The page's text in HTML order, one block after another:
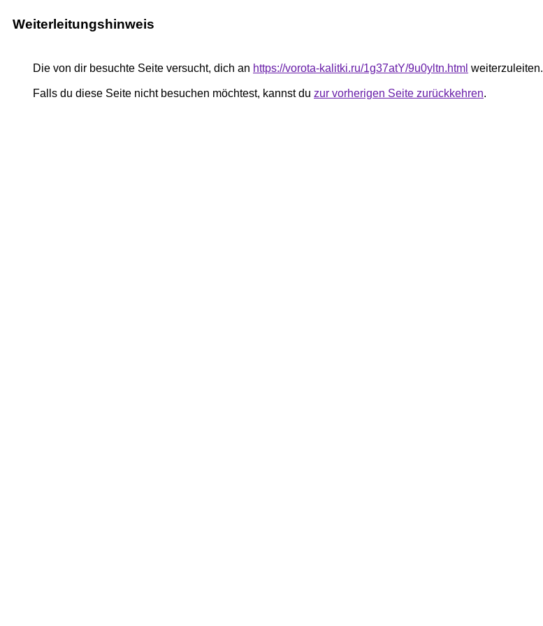
Weiterleitungshinweis
Die von dir besuchte Seite versucht, dich an https://vorota-kalitki.ru/1g37atY/9u0yltn.html weiterzuleiten.
Falls du diese Seite nicht besuchen möchtest, kannst du zur vorherigen Seite zurückkehren.